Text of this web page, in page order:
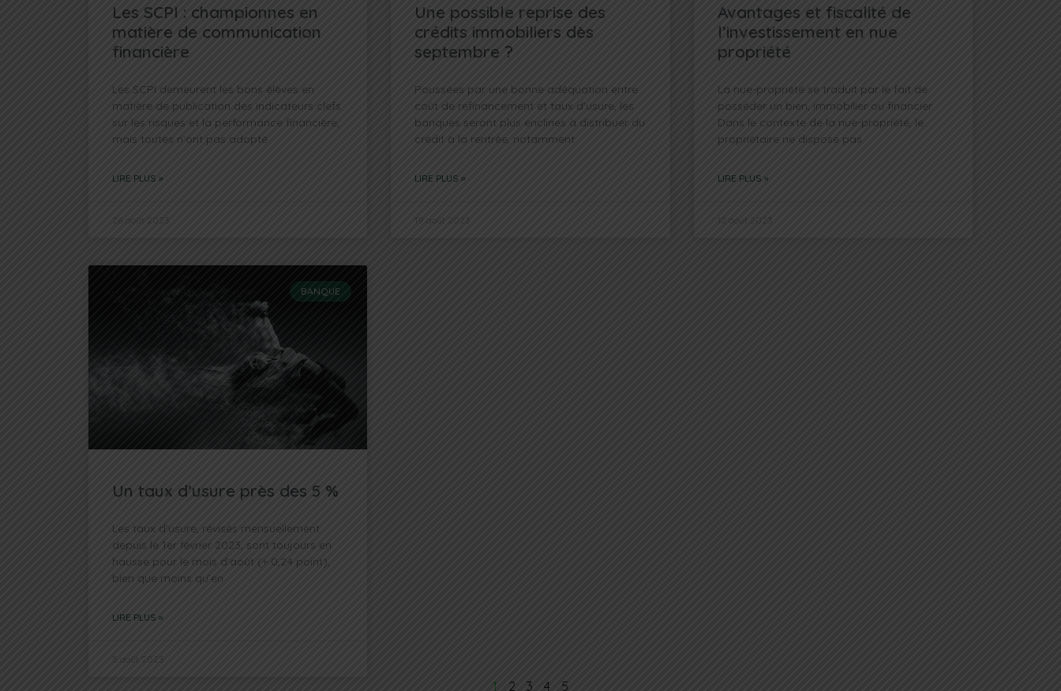
Les SCPI : championnes en
matière de communication
financière
Les SCPI demeurent les bons élèves en
matière de publication des indicateurs clefs
sur les risques et la performance financière,
mais toutes n’ont pas adopté
LIRE PLUS »
26 août 2023
Une possible reprise des
crédits immobiliers dès
septembre ?
Poussées par une bonne adéquation entre
coût de refinancement et taux d’usure, les
banques seront plus enclines à distribuer du
crédit à la rentrée, notamment
LIRE PLUS »
19 août 2023
Avantages et fiscalité de
l’investissement en nue
propriété
La nue-propriété se traduit par le fait de
posséder un bien, immobilier ou financier.
Dans le contexte de la nue-propriété, le
propriétaire ne dispose pas
LIRE PLUS »
12 août 2023
BANQUE
Un taux d’usure près des 5 %
Les taux d’usure, révisés mensuellement
depuis le 1er février 2023, sont toujours en
hausse pour le mois d’août (+ 0,24 point),
bien que moins qu’en
LIRE PLUS »
5 août 2023
1 2 3 4 5